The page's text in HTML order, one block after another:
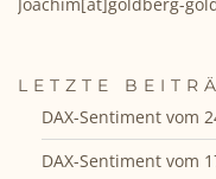
LETZTE
DAX-Sentiment vom
DAX-Sentiment vom